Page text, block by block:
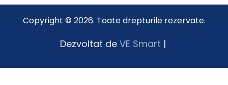
Copyright © 2026. Toate drepturile rezervate.
Dezvoltat de VE Smart |